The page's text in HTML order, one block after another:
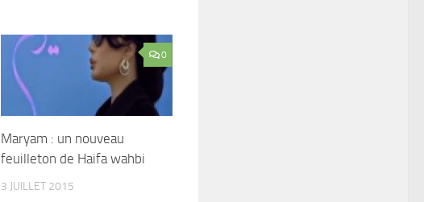
0
Maryam : un nouveau
feuilleton de Haifa wahbi
3 JUILLET 2015